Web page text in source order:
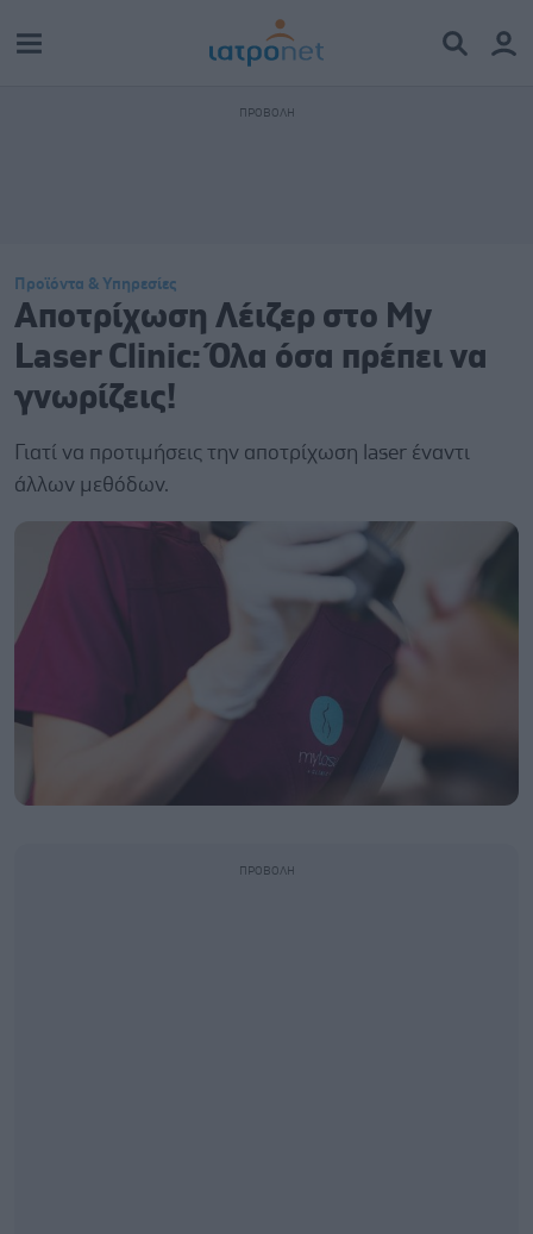
Προϊόντα & Υπηρεσίες
Αποτρίχωση Λέιζερ στο My
Laser Clinic: Όλα όσα πρέπει να
γνωρίζεις!
Γιατί να προτιμήσεις την αποτρίχωση laser έναντι
άλλων μεθόδων.